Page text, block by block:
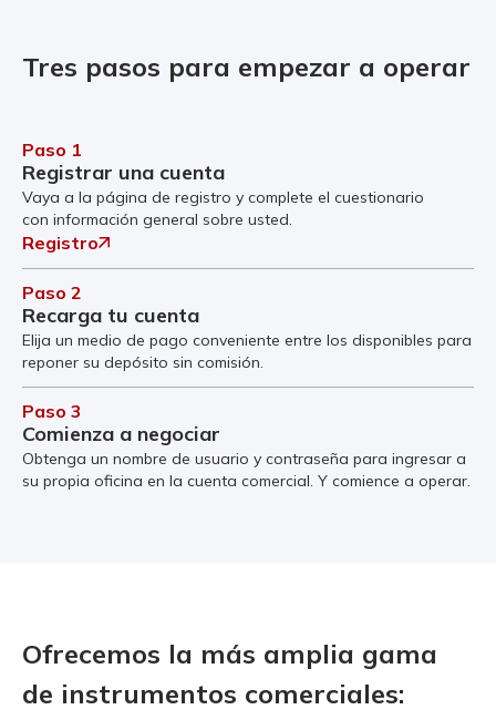
Tres pasos para empezar a operar
Paso 1
Registrar una cuenta
Vaya a la página de registro y complete el cuestionario
con información general sobre usted.
Registro
Paso 2
Recarga tu cuenta
Elija un medio de pago conveniente entre los disponibles para
reponer su depósito sin comisión.
Paso 3
Comienza a negociar
Obtenga un nombre de usuario y contraseña para ingresar a
su propia oficina en la cuenta comercial. Y comience a operar.
Ofrecemos la más amplia gama
de instrumentos comerciales: